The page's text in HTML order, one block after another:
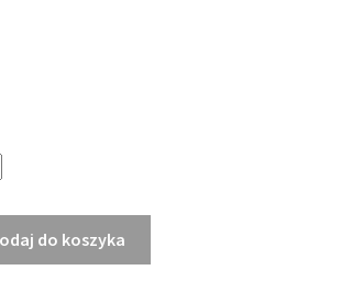
do koszyka